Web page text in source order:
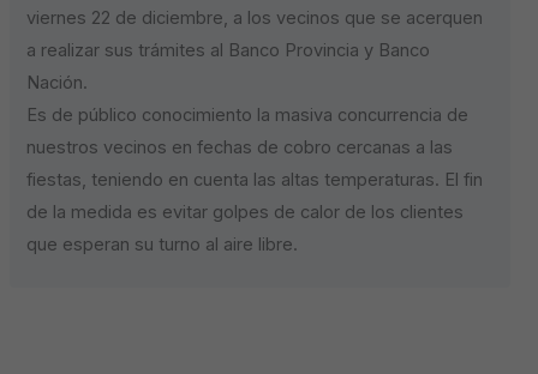
viernes 22 de diciembre, a los vecinos que se acerquen
a realizar sus trámites al Banco Provincia y Banco
Nación.
Es de público conocimiento la masiva concurrencia de
nuestros vecinos en fechas de cobro cercanas a las
fiestas, teniendo en cuenta las altas temperaturas. El fin
de la medida es evitar golpes de calor de los clientes
que esperan su turno al aire libre.